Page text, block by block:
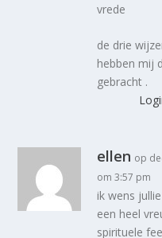
vrede
de drie
hebben mij
gebracht .
ellen op
om 3:57 pm
ik wens
een heel
spirituele